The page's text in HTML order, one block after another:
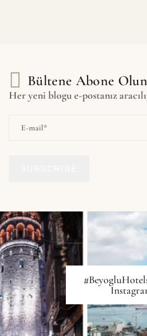
Bültene Abone Olun
Her yeni blogu e-postanız